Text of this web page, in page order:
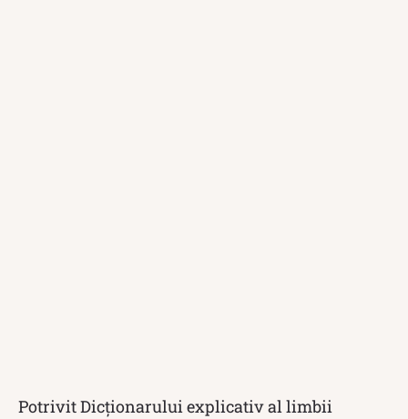
Potrivit Dicționarului explicativ al limbii